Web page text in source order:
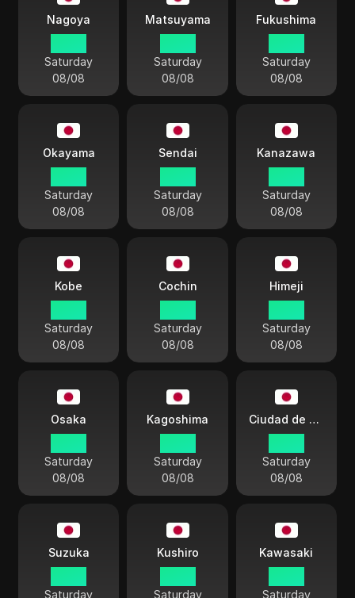
Nagoya
Saturday
08/08
Matsuyama
Saturday
08/08
Fukushima
Saturday
08/08
Okayama
Saturday
08/08
Sendai
Saturday
08/08
Kanazawa
Saturday
08/08
Kobe
Saturday
08/08
Cochin
Saturday
08/08
Himeji
Saturday
08/08
Osaka
Saturday
08/08
Kagoshima
Saturday
08/08
Ciudad de Tsu
Saturday
08/08
Suzuka
Saturday
Kushiro
Saturday
Kawasaki
Saturday